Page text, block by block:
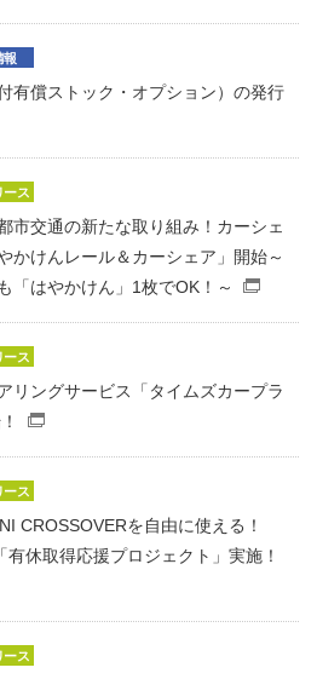
報
有償ストック・オプション）の発行
ース
市交通の新たな取り組み！カーシェ
かけんレール＆カーシェア」開始～
「はやかけん」1枚でOK！～
ース
リングサービス「タイムズカープラ
ース
CROSSOVERを自由に使える！
休取得応援プロジェクト」実施！
ース